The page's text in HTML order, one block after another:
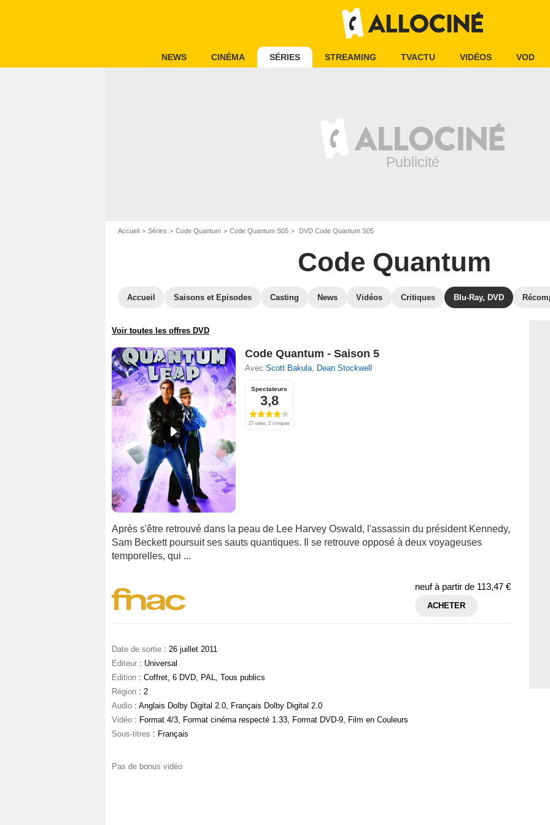
NEWS CINÉMA SÉRIES STREAMING TVACTU VIDÉOS VOD
Accueil Séries Code Quantum Code Quantum S05 DVD Code Quantum S05
Code Quantum
Accueil Saisons et Episodes Casting News Vidéos Critiques Blu-Ray, DVD
Voir toutes les offres DVD
Code Quantum - Saison 5
Avec Scott Bakula, Dean Stockwell
Spectateurs
3,8
27 notes, 2 critiques
Après s'être retrouvé dans la peau de Lee Harvey Oswald, l'assassin du président Kennedy,
Sam Beckett poursuit ses sauts quantiques. Il se retrouve opposé à deux voyageuses
temporelles, qui ...
neuf à partir de 113,47 €
ACHETER
Date de sortie : 26 juillet 2011
Editeur : Universal
Edition : Coffret, 6 DVD, PAL, Tous publics
Région : 2
Audio : Anglais Dolby Digital 2.0, Français Dolby Digital 2.0
Vidéo : Format 4/3, Format cinéma respecté 1.33, Format DVD-9, Film en Couleurs
Sous-titres : Français
Pas de bonus vidéo